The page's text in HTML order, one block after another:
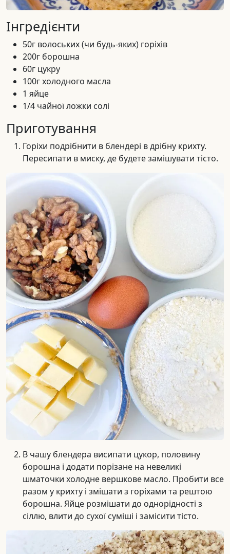
Інгредієнти
50г волоських (чи будь-яких) горіхів
200г борошна
60г цукру
100г холодного масла
1 яйце
1/4 чайної ложки солі
Приготування
Горіхи подрібнити в блендері в дрібну крихту.
Пересипати в миску, де будете замішувати тісто.
В чашу блендера висипати цукор, половину
борошна і додати порізане на невеликі
шматочки холодне вершкове масло. Пробити все
разом у крихту і змішати з горіхами та рештою
борошна. Яйце розмішати до однорідності з
сіллю, влити до сухої суміші і замісити тісто.